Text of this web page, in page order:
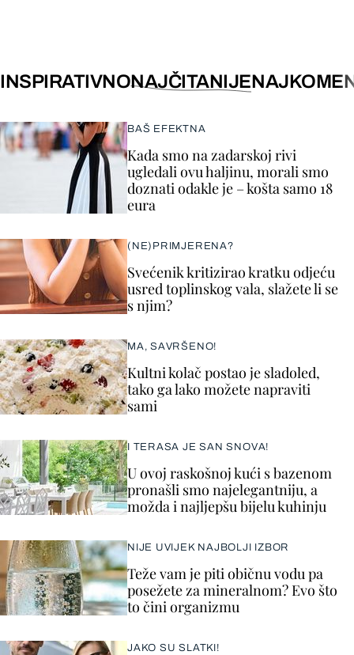
INSPIRATIVNONAJČITANIJE
BAŠ EFEKTNA
Kada smo na zadarskoj rivi
ugledali ovu haljinu, morali smo
doznati odakle je – košta samo 18
eura
(NE)PRIMJERENA?
Svećenik kritizirao kratku odjeću
usred toplinskog vala, slažete li se
s njim?
MA, SAVRŠENO!
Kultni kolač postao je sladoled,
tako ga lako možete napraviti
sami
I TERASA JE SAN SNOVA!
U ovoj raskošnoj kući s bazenom
pronašli smo najelegantniju, a
možda i najljepšu bijelu kuhinju
NIJE UVIJEK NAJBOLJI IZBOR
Teže vam je piti običnu vodu pa
posežete za mineralnom? Evo što
to čini organizmu
JAKO SU SLATKI!